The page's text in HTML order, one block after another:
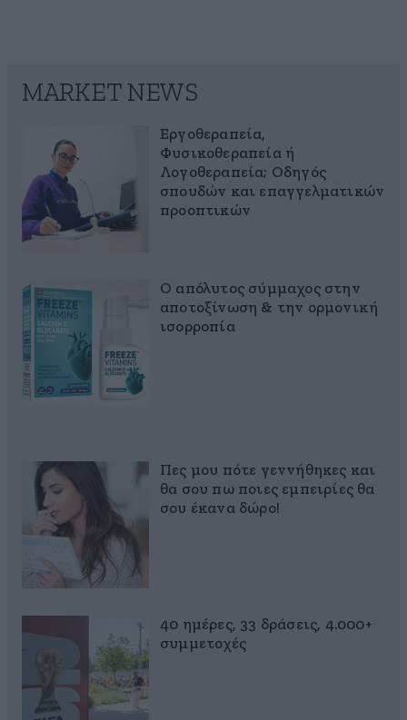
MARKET NEWS
Εργοθεραπεία,
Φυσικοθεραπεία ή
Λογοθεραπεία; Οδηγός
σπουδών και επαγγελματικών
προοπτικών
Ο απόλυτος σύμμαχος στην
αποτοξίνωση & την ορμονική
ισορροπία
Πες μου πότε γεννήθηκες και
θα σου πω ποιες εμπειρίες θα
σου έκανα δώρο!
40 ημέρες, 33 δράσεις, 4.000+
συμμετοχές